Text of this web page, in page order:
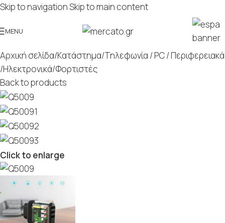
Skip to navigationSkip to main content
MENU
Αρχική σελίδα/Κατάστημα/Τηλεφωνία / PC / Περιφερειακά
/Ηλεκτρονικά/Φορτιστές
Back to products
Click to enlarge